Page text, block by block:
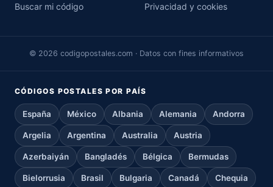
Buscar mi código
Privacidad y cookies
© 2026 codigopostales.com · Datos con fines informativos
CÓDIGOS POSTALES POR PAÍS
España México Albania Alemania Andorra
Argelia Argentina Australia Austria
Azerbaiyán Bangladés Bélgica Bermudas
Bielorrusia Brasil Bulgaria Canadá Chequia